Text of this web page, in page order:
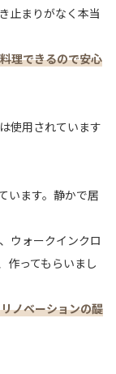
止まりがなく本当
理できるので安心
使用されています
います。静かで居
ウォークインクロ
作ってもらいまし
ノベーションの醍